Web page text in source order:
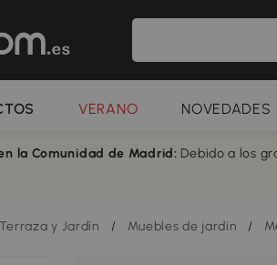
VERANO NOVEDADES
la Comunidad de Madrid: Debido a los
Terraza y Jardín / Muebles de jardín /